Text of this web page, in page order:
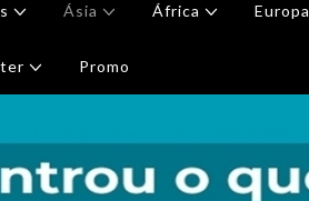
Ásia África Europa
Promo